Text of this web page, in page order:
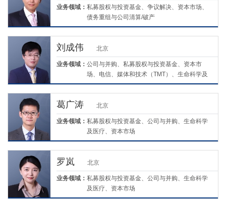
业务领域： 私募股权与投资基金、争议解决、资本市场、
债务重组与公司清算/破产
刘成伟 北京
业务领域： 公司与并购、私募股权与投资基金、资本市
场、电信、媒体和技术（TMT）、生命科学及
医疗、环境、社会与治理（ESG）
葛广涛 北京
业务领域： 私募股权与投资基金、公司与并购、生命科学
及医疗、资本市场
罗岚 北京
业务领域： 私募股权与投资基金、公司与并购、生命科学
及医疗、资本市场